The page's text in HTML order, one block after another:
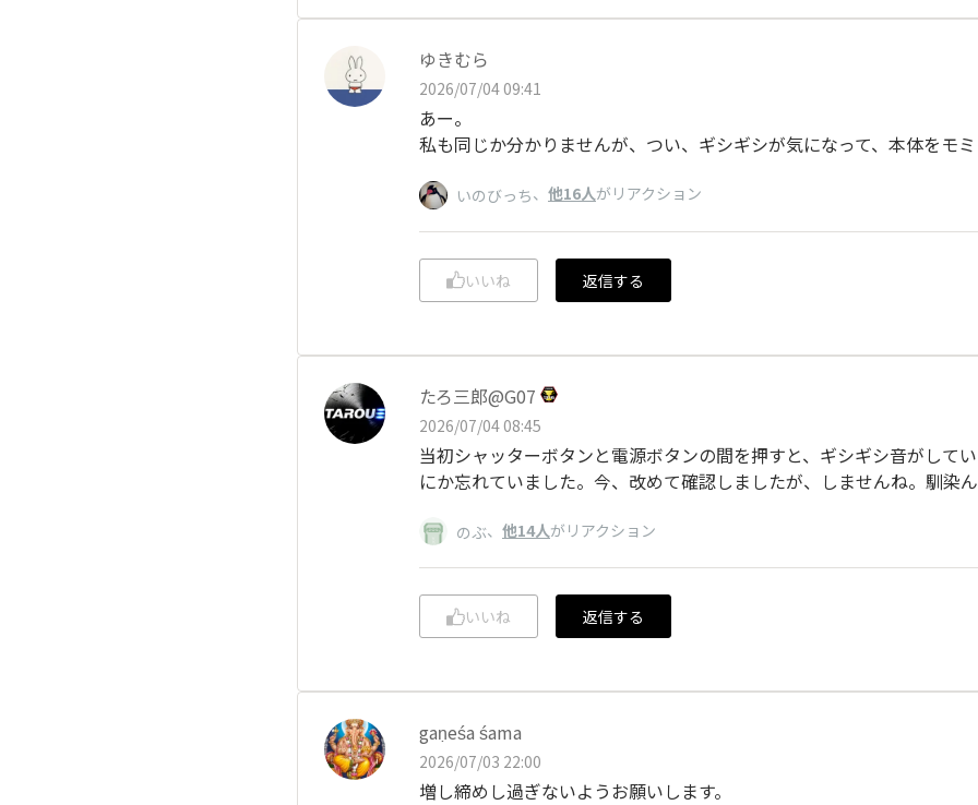
ゆきむら
2026/07/04 09:41
あー。
私も同じか分かりませんが、つい、ギシギシが気になって、本体をモ
いのびっち、 他16人がリアクション
いいね 返信する
たろ三郎@G07
2026/07/04 08:45
当初シャッターボタンと電源ボタンの間を押すと、ギシギシ音がして
にか忘れていました。今、改めて確認しましたが、しませんね。馴染
のぶ、 他14人がリアクション
いいね 返信する
gaṇeśa śama
2026/07/03 22:00
増し締めし過ぎないようお願いします。